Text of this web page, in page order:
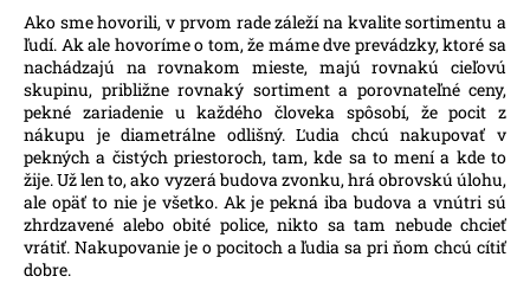
Ako sme hovorili, v prvom rade záleží na kvalite sortimentu a
ľudí. Ak ale hovoríme o tom, že máme dve prevádzky, ktoré sa
nachádzajú na rovnakom mieste, majú rovnakú cieľovú
skupinu, približne rovnaký sortiment a porovnateľné ceny,
pekné zariadenie u každého človeka spôsobí, že pocit z
nákupu je diametrálne odlišný. Ľudia chcú nakupovať v
pekných a čistých priestoroch, tam, kde sa to mení a kde to
žije. Už len to, ako vyzerá budova zvonku, hrá obrovskú úlohu,
ale opäť to nie je všetko. Ak je pekná iba budova a vnútri sú
zhrdzavené alebo obité police, nikto sa tam nebude chcieť
vrátiť. Nakupovanie je o pocitoch a ľudia sa pri ňom chcú cítiť
dobre.